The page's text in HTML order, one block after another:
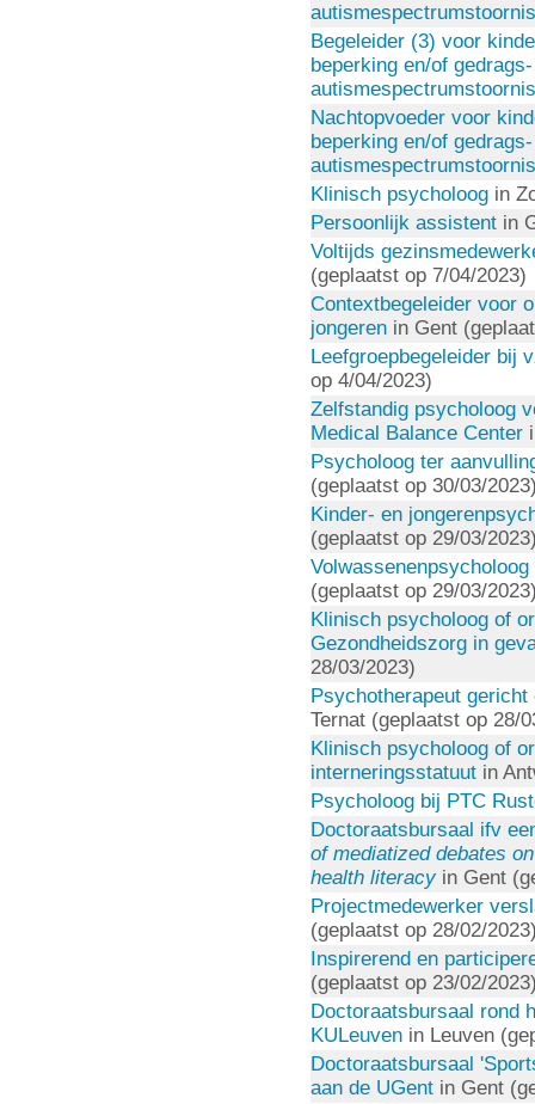
Begeleider (3) voor
beperking en/of
Nachtopvoeder voor
beperking en/of
Klinisch psycholoog in
Persoonlijk assistent in
Voltijds
(geplaatst op 7/04/2023)
Contextbegeleider voor
jongeren in Gent
Leefgroepbegeleider bij
op 4/04/2023)
Zelfstandig psycholoog
Medical Balance Center
Psycholoog ter
(geplaatst op 30/03/
Kinder- en
(geplaatst op 29/03/
(geplaatst op 29/03/
Klinisch psycholoog of
Gezondheidszorg in
28/03/2023)
Psychotherapeut
Ternat (geplaatst op 28/
Klinisch psycholoog of
interneringsstatuut in
Psycholoog bij PTC
Doctoraatsbursaal ifv
of mediatized debates
health literacyin Gent
Projectmedewerker
(geplaatst op 28/02/
Inspirerend en
(geplaatst op 23/02/
Doctoraatsbursaal rond
KULeuven in Leuven
Doctoraatsbursaal
aan de UGent in Gent